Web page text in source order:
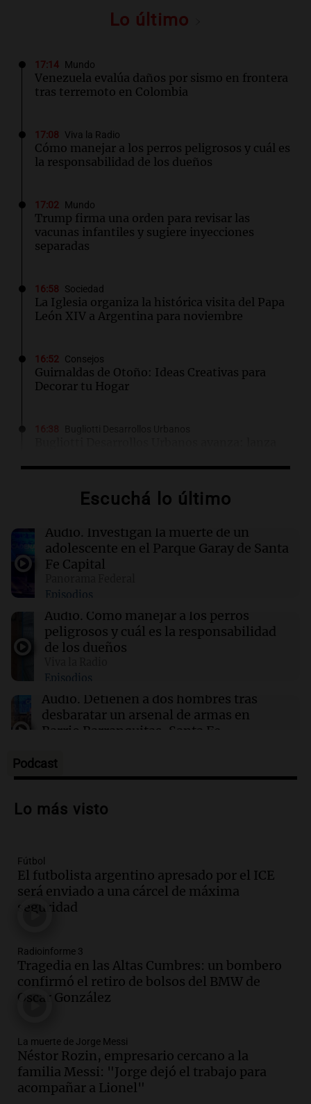
Lo último
17:14 Mundo
Venezuela evalúa daños por sismo en frontera
tras terremoto en Colombia
17:08 Viva la Radio
Cómo manejar a los perros peligrosos y cuál es
la responsabilidad de los dueños
17:02 Mundo
Trump firma una orden para revisar las
vacunas infantiles y sugiere inyecciones
separadas
16:58 Sociedad
La Iglesia organiza la histórica visita del Papa
León XIV a Argentina para noviembre
16:52 Consejos
Guirnaldas de Otoño: Ideas Creativas para
Decorar tu Hogar
Gral. Paz
Nahuel Molina llegó a Italia para unirse a la
Roma y fue recibido con locura
Cuáles fueron las ciudades más frías del país
en el comienzo de la semana
16:26 Boca Juniors
los octavos de final de la Copa Sudamericana
Escuchá lo último
Audio. Investigan la muerte de un
adolescente en el Parque Garay de Santa
Fe Capital
Episodios
Audio. Cómo manejar a los perros
peligrosos y cuál es la responsabilidad
de los dueños
Episodios
Audio. Detienen a dos hombres tras
desbaratar un arsenal de armas en
Barrio Barranquitas, Santa Fe
Episodios
Audio.Colombia moviliza equipos de
y colapsos de edificios
Audio.
Colombia y deja más de 100 fallecidos y
múltiples heridos
Panorama Federal
Audio.
de la Fuerza Aérea Argentina en Río
Cuarto
Panorama Federal
Cafetero de Colombia genera
preocupación en la población local
Panorama Federal
Episodios
Podcast
Lo más visto
Fútbol
El futbolista argentino apresado por el ICE
será enviado a una cárcel de máxima
seguridad
Radioinforme 3
Tragedia en las Altas Cumbres: un bombero
confirmó el retiro de bolsos del BMW de
Oscar González
La muerte de Jorge Messi
Néstor Rozin, empresario cercano a la
familia Messi: "Jorge dejó el trabajo para
acompañar a Lionel"